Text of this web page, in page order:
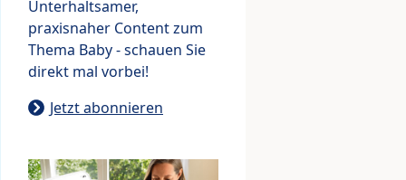
Unterhaltsamer,
praxisnaher Content zum
Thema Baby - schauen Sie
direkt mal vorbei!
Jetzt abonnieren